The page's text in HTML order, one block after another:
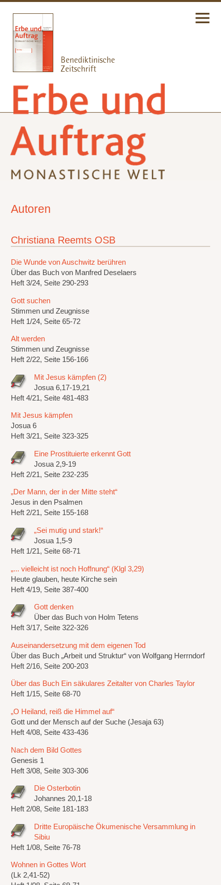
Autoren
Christiana Reemts OSB
Die Wunde von Auschwitz berühren
Über das Buch von Manfred Deselaers
Heft 3/24, Seite 290-293
Gott suchen
Stimmen und Zeugnisse
Heft 1/24, Seite 65-72
Alt werden
Stimmen und Zeugnisse
Heft 2/22, Seite 156-166
Mit Jesus kämpfen (2)
Josua 6,17-19,21
Heft 4/21, Seite 481-483
Mit Jesus kämpfen
Josua 6
Heft 3/21, Seite 323-325
Eine Prostituierte erkennt Gott
Josua 2,9-19
Heft 2/21, Seite 232-235
„Der Mann, der in der Mitte steht“
Jesus in den Psalmen
Heft 2/21, Seite 155-168
„Sei mutig und stark!“
Josua 1,5-9
Heft 1/21, Seite 68-71
„... vielleicht ist noch Hoffnung“ (Klgl 3,29)
Heute glauben, heute Kirche sein
Heft 4/19, Seite 387-400
Gott denken
Über das Buch von Holm Tetens
Heft 3/17, Seite 322-326
Auseinandersetzung mit dem eigenen Tod
Über das Buch „Arbeit und Struktur“ von Wolfgang Herrndorf
Heft 2/16, Seite 200-203
Über das Buch Ein säkulares Zeitalter von Charles Taylor
Heft 1/15, Seite 68-70
„O Heiland, reiß die Himmel auf“
Gott und der Mensch auf der Suche (Jesaja 63)
Heft 4/08, Seite 433-436
Nach dem Bild Gottes
Genesis 1
Heft 3/08, Seite 303-306
Die Osterbotin
Johannes 20,1-18
Heft 2/08, Seite 181-183
Dritte Europäische Ökumenische Versammlung in
Sibiu
Heft 1/08, Seite 76-78
Wohnen in Gottes Wort
(Lk 2,41-52)